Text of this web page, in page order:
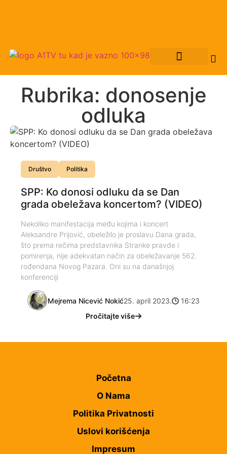
Rubrika: donosenje
odluka
Društvo Politika
SPP: Ko donosi odluku da se Dan
grada obeležava koncertom? (VIDEO)
Nekoliko manifestacija među kojima i koncert
Aleksandre Prijović, obeležilo je proslavu Dana grada,
što prema rečima predstavnika Stranke pravde i
pomirenja, nije adekvatan način za obeležavanje 562.
rođendana Novog Pazara. Oni su na današnjoj
konferenciji
Mejrema Nicević Nokić25. april 2023.
16:23
Pročitajte više
Početna
O Nama
Politika Privatnosti
Uslovi korišćenja
Impresum